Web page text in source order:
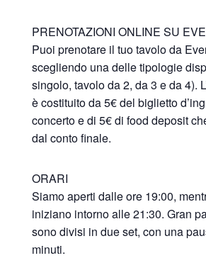
PRENOTAZIONI ONLINE SU
Puoi prenotare il tuo tavolo da
scegliendo una delle tipologie
singolo, tavolo da 2, da 3 e da 4).
è costituito da 5€ del biglietto
concerto e di 5€ di food deposit
dal conto finale.
ORARI
Siamo aperti dalle ore 19:00,
iniziano intorno alle 21:30. Gran
sono divisi in due set, con una
minuti.